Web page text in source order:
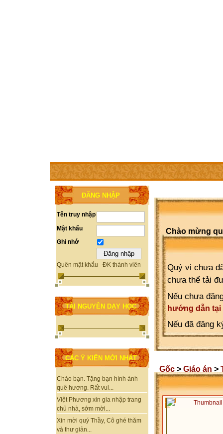
TRANG CHỦ THÀNH VIÊN TRỢ GIÚP WEBSITE
ĐĂNG NHẬP
Tên truy nhập
Mật khẩu
Ghi nhớ
Quên mật khẩu ĐK thành viên
TÀI NGUYÊN DẠY HỌC
CÁC Ý KIẾN MỚI NHẤT
Chào bạn. Tặng bạn hình ảnh
quê hương. Rất vui...
Việt Phương xin gia nhập trang
chủ nhà, sớm mời...
Xin mời quý Thầy, Cô ghé thăm
và thư giản...
Chào mừng
Quý vị chưa
chưa thể tải
Nếu chưa
hướng dẫn tại
Nếu đã đăng
Gốc > Giáo án >